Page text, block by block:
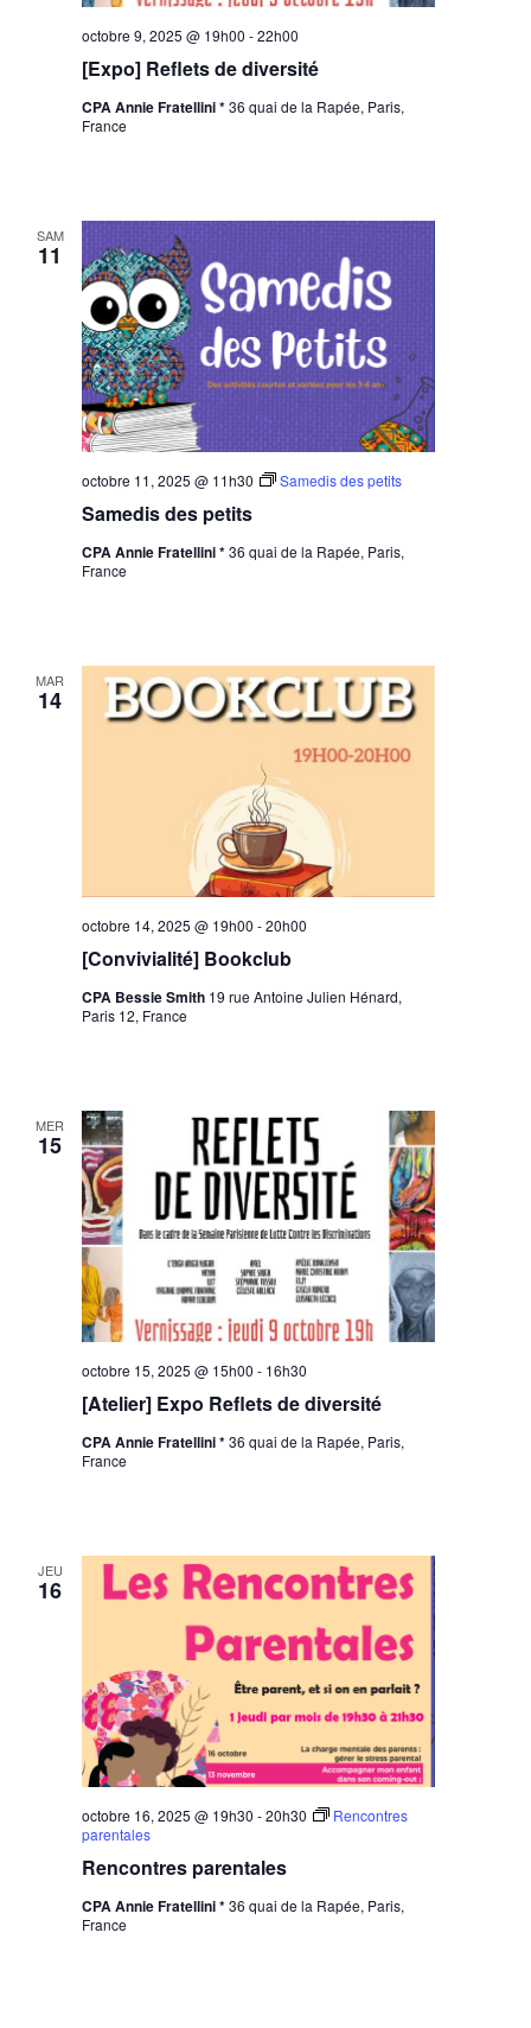
[Expo] Reflets de diversité
octobre 9, 2025 @ 19h00 -22h00
CPA Annie Fratellini *36 quai de la Rapée, Paris,
France
SAM
11
Samedis des petits
octobre 11, 2025 @ 11h30 Samedis des petits
CPA Annie Fratellini *36 quai de la Rapée, Paris,
France
MAR
14
[Convivialité] Bookclub
octobre 14, 2025 @ 19h00 -20h00
CPA Bessie Smith 19 rue Antoine Julien Hénard,
Paris 12, France
MER
15
[Atelier] Expo Reflets de diversité
octobre 15, 2025 @ 15h00 - 16h30
CPA Annie Fratellini *36 quai de la Rapée, Paris,
France
JEU
16
Rencontres parentales
octobre 16, 2025 @ 19h30 -20h30
Rencontres
parentales
CPA Annie Fratellini *36 quai de la Rapée, Paris,
France